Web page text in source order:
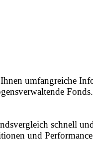
umfangreiche
Fonds.
schnell
und